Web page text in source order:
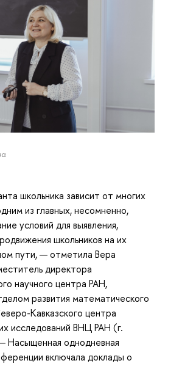
школьника зависит от многих
из главных, несомненно,
условий для выявления,
школьников на их
пути, — отметила Вера
директора
научного центра РАН,
развития математического
Кавказского центра
исследований ВНЦ РАН (г.
Насыщенная однодневная
включала доклады о